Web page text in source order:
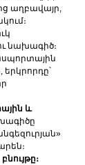
աղբավայր,
նախագիծ։
երկրորդը՝
և